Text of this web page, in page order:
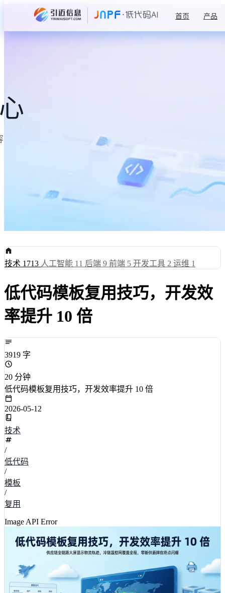
首页 产品
技术 1713 人工智能 11 后端 9 前端 5 开发工具 2 运维 1
低代码模板复用技巧，开发效
率提升 10 倍
3919 字
20 分钟
低代码模板复用技巧，开发效率提升 10 倍
2026-05-12
技术
/
低代码
/
模板
/
复用
Image API Error